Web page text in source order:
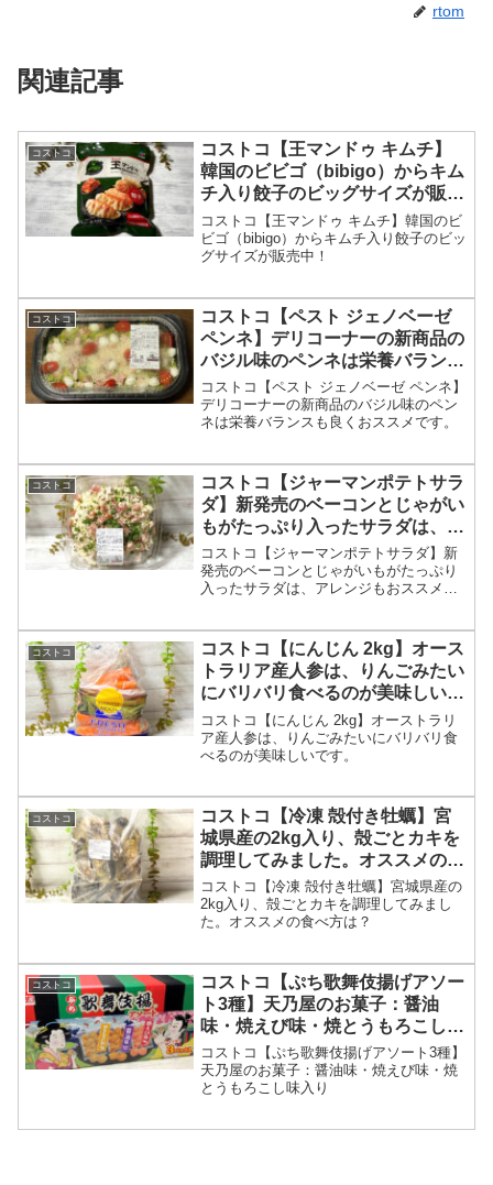
rtom
関連記事
コストコ
コストコ【王マンドゥ キムチ】
韓国のビビゴ（bibigo）からキム
チ入り餃子のビッグサイズが販売
中！
コストコ【王マンドゥ キムチ】韓国のビ
ビゴ（bibigo）からキムチ入り餃子のビッ
グサイズが販売中！
コストコ
コストコ【ペスト ジェノベーゼ
ペンネ】デリコーナーの新商品の
バジル味のペンネは栄養バランス
も良くおススメです。
コストコ【ペスト ジェノベーゼ ペンネ】
デリコーナーの新商品のバジル味のペン
ネは栄養バランスも良くおススメです。
コストコ
コストコ【ジャーマンポテトサラ
ダ】新発売のベーコンとじゃがい
もがたっぷり入ったサラダは、ア
レンジもおススメです。
コストコ【ジャーマンポテトサラダ】新
発売のベーコンとじゃがいもがたっぷり
入ったサラダは、アレンジもおススメで
コストコ
コストコ【にんじん 2kg】オース
トラリア産人参は、りんごみたい
にバリバリ食べるのが美味しいで
す。
コストコ【にんじん 2kg】オーストラリ
ア産人参は、りんごみたいにバリバリ食
べるのが美味しいです。
コストコ
コストコ【冷凍 殻付き牡蠣】宮
城県産の2kg入り、殻ごとカキを
調理してみました。オススメの食
べ方は？
コストコ【冷凍 殻付き牡蠣】宮城県産の
2kg入り、殻ごとカキを調理してみまし
た。オススメの食べ方は？
コストコ
コストコ【ぷち歌舞伎揚げアソー
ト3種】天乃屋のお菓子：醤油
味・焼えび味・焼とうもろこし味
入り
コストコ【ぷち歌舞伎揚げアソート3種】
天乃屋のお菓子：醤油味・焼えび味・焼
とうもろこし味入り